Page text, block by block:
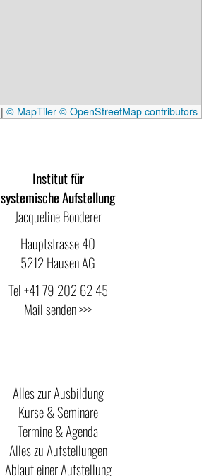
| © MapTiler © OpenStreetMap contributors
Institut für
systemische Aufstellung
Jacqueline Bonderer
Hauptstrasse 40
5212 Hausen AG
Tel+41 79 202 62 45
Mail senden >>>
Alles zur Ausbildung
Kurse & Seminare
Termine & Agenda
Alles zu Aufstellungen
Ablauf einer Aufstellung